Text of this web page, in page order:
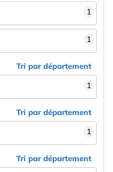
1
1
Tri par département
1
Tri par département
1
Tri par département